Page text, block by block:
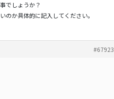
でしょうか？
か具体的に記入してください。
#67923